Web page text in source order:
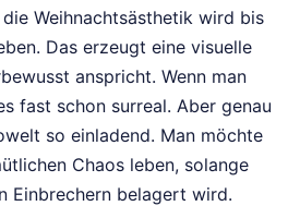
Weihnachtsästhetik wird bis
Das erzeugt eine visuelle
anspricht. Wenn man
fast schon surreal. Aber genau
so einladend. Man möchte
Chaos leben, solange
Einbrechern belagert wird.